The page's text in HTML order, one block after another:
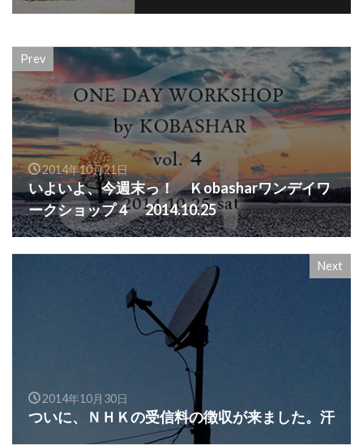
Prev
2014年10月21日
いよいよ、今週末っ！ Ｋobasharワンデイワ
ークショップ４ 2014.10.25
Next
2014年10月30日
ついに、ＮＨＫの受信料の徴収が来ました。汗